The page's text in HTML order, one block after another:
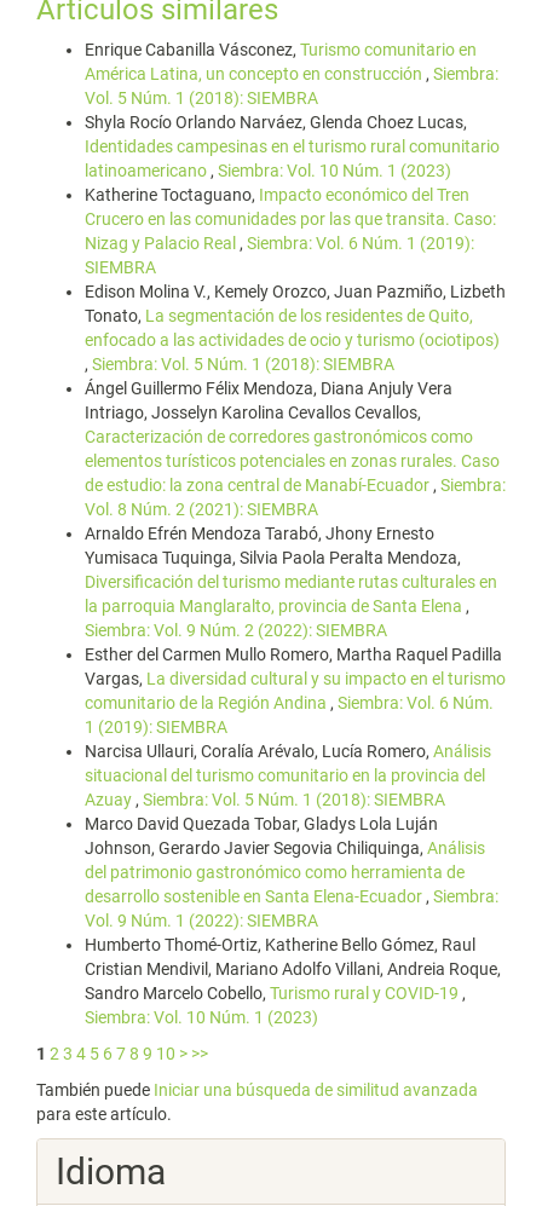
Artículos similares
Enrique Cabanilla Vásconez, Turismo comunitario en
América Latina, un concepto en construcción , Siembra:
Vol. 5 Núm. 1 (2018): SIEMBRA
Shyla Rocío Orlando Narváez, Glenda Choez Lucas,
Identidades campesinas en el turismo rural comunitario
latinoamericano , Siembra: Vol. 10 Núm. 1 (2023)
Katherine Toctaguano, Impacto económico del Tren
Crucero en las comunidades por las que transita. Caso:
Nizag y Palacio Real , Siembra: Vol. 6 Núm. 1 (2019):
SIEMBRA
Edison Molina V., Kemely Orozco, Juan Pazmiño, Lizbeth
Tonato, La segmentación de los residentes de Quito,
enfocado a las actividades de ocio y turismo (ociotipos)
, Siembra: Vol. 5 Núm. 1 (2018): SIEMBRA
Ángel Guillermo Félix Mendoza, Diana Anjuly Vera
Intriago, Josselyn Karolina Cevallos Cevallos,
Caracterización de corredores gastronómicos como
elementos turísticos potenciales en zonas rurales. Caso
de estudio: la zona central de Manabí-Ecuador , Siembra:
Vol. 8 Núm. 2 (2021): SIEMBRA
Arnaldo Efrén Mendoza Tarabó, Jhony Ernesto
Yumisaca Tuquinga, Silvia Paola Peralta Mendoza,
Diversificación del turismo mediante rutas culturales en
la parroquia Manglaralto, provincia de Santa Elena ,
Siembra: Vol. 9 Núm. 2 (2022): SIEMBRA
Esther del Carmen Mullo Romero, Martha Raquel Padilla
Vargas, La diversidad cultural y su impacto en el turismo
comunitario de la Región Andina , Siembra: Vol. 6 Núm.
1 (2019): SIEMBRA
Narcisa Ullauri, Coralía Arévalo, Lucía Romero, Análisis
situacional del turismo comunitario en la provincia del
Azuay , Siembra: Vol. 5 Núm. 1 (2018): SIEMBRA
Marco David Quezada Tobar, Gladys Lola Luján
Johnson, Gerardo Javier Segovia Chiliquinga, Análisis
del patrimonio gastronómico como herramienta de
desarrollo sostenible en Santa Elena-Ecuador , Siembra:
Vol. 9 Núm. 1 (2022): SIEMBRA
Humberto Thomé-Ortiz, Katherine Bello Gómez, Raul
Cristian Mendivil, Mariano Adolfo Villani, Andreia Roque,
Sandro Marcelo Cobello, Turismo rural y COVID-19 ,
Siembra: Vol. 10 Núm. 1 (2023)
1 2 3 4 5 678 9 10 > >>
También puede Iniciar una búsqueda de similitud avanzada
para este artículo.
Idioma